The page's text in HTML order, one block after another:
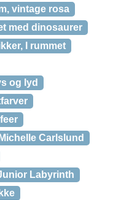
vintage rosa
med dinosaurer
I rummet
og lyd
Carlslund
Labyrinth